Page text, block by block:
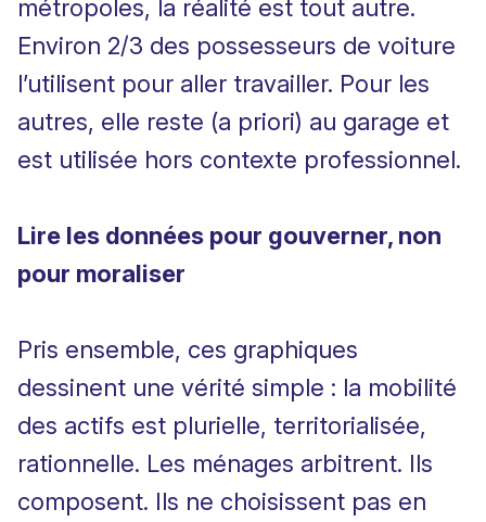
métropoles, la réalité est tout autre.
Environ 2/3 des possesseurs de voiture
l’utilisent pour aller travailler. Pour les
autres, elle reste (a priori) au garage et
est utilisée hors contexte professionnel.
Lire les données pour gouverner, non
pour moraliser
Pris ensemble, ces graphiques
dessinent une vérité simple : la mobilité
des actifs est plurielle, territorialisée,
rationnelle. Les ménages arbitrent. Ils
composent. Ils ne choisissent pas en